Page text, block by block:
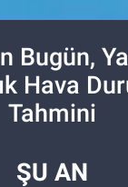
Bugün,
Hava
Tahmini
ŞU AN
Durumu ve